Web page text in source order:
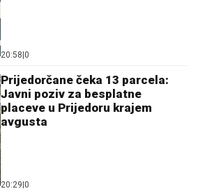
20:58 0
Prijedorčane čeka 13 parcela:
Javni poziv za besplatne
placeve u Prijedoru krajem
avgusta
20:29 0